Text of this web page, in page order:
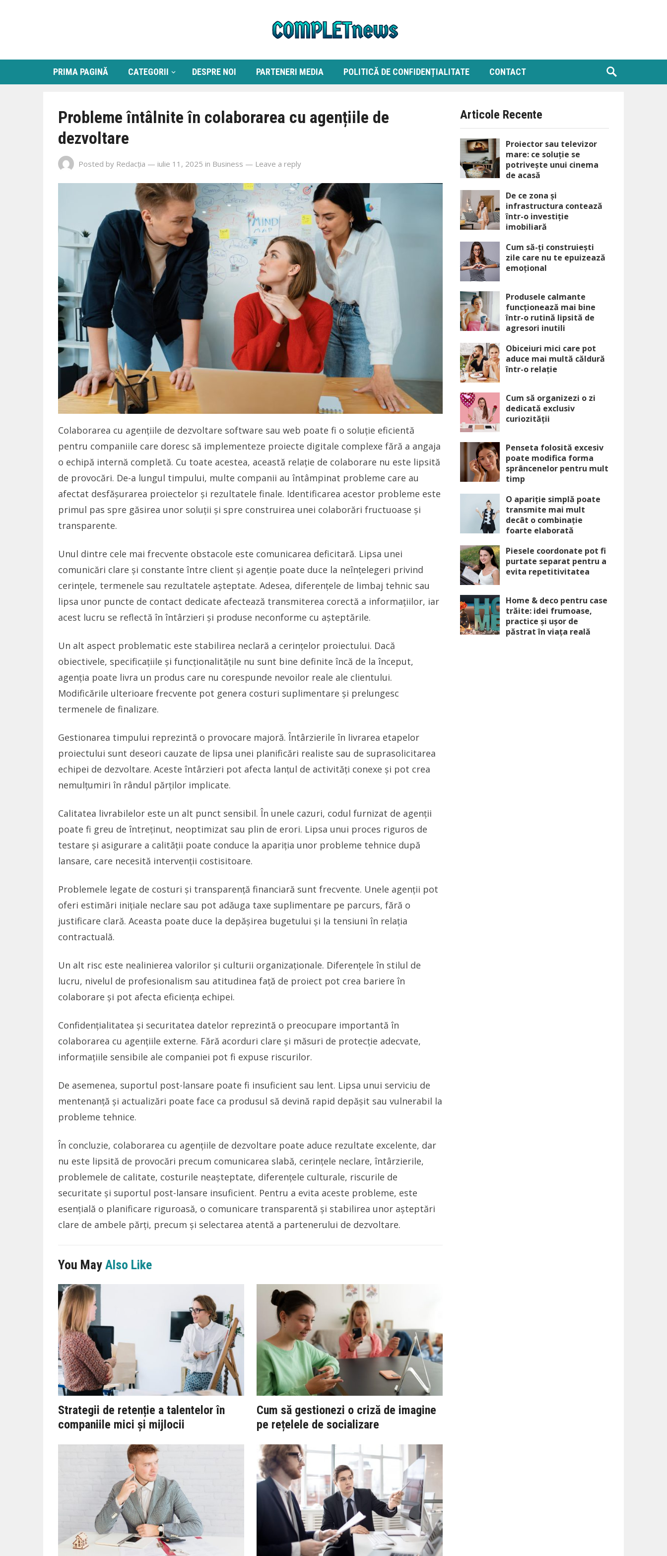
PRIMA PAGINĂ CATEGORII DESPRE NOI PARTENERI MEDIA POLITICĂ DE CONFIDENȚIALITATE CONTACT
Probleme întâlnite în colaborarea cu agențiile de
dezvoltare
Posted by Redacția — iulie 11, 2025 in Business — Leave a reply
Colaborarea cu agențiile de dezvoltare software sau web poate fi o soluție eficientă
pentru companiile care doresc să implementeze proiecte digitale complexe fără a angaja
o echipă internă completă. Cu toate acestea, această relație de colaborare nu este lipsită
de provocări. De-a lungul timpului, multe companii au întâmpinat probleme care au
afectat desfășurarea proiectelor și rezultatele finale. Identificarea acestor probleme este
primul pas spre găsirea unor soluții și spre construirea unei colaborări fructuoase și
transparente.
Unul dintre cele mai frecvente obstacole este comunicarea deficitară. Lipsa unei
comunicări clare și constante între client și agenție poate duce la neînțelegeri privind
cerințele, termenele sau rezultatele așteptate. Adesea, diferențele de limbaj tehnic sau
lipsa unor puncte de contact dedicate afectează transmiterea corectă a informațiilor, iar
acest lucru se reflectă în întârzieri și produse neconforme cu așteptările.
Un alt aspect problematic este stabilirea neclară a cerințelor proiectului. Dacă
obiectivele, specificațiile și funcționalitățile nu sunt bine definite încă de la început,
agenția poate livra un produs care nu corespunde nevoilor reale ale clientului.
Modificările ulterioare frecvente pot genera costuri suplimentare și prelungesc
termenele de finalizare.
Gestionarea timpului reprezintă o provocare majoră. Întârzierile în livrarea etapelor
proiectului sunt deseori cauzate de lipsa unei planificări realiste sau de suprasolicitarea
echipei de dezvoltare. Aceste întârzieri pot afecta lanțul de activități conexe și pot crea
nemulțumiri în rândul părților implicate.
Calitatea livrabilelor este un alt punct sensibil. În unele cazuri, codul furnizat de agenții
poate fi greu de întreținut, neoptimizat sau plin de erori. Lipsa unui proces riguros de
testare și asigurare a calității poate conduce la apariția unor probleme tehnice după
lansare, care necesită intervenții costisitoare.
Problemele legate de costuri și transparență financiară sunt frecvente. Unele agenții pot
oferi estimări inițiale neclare sau pot adăuga taxe suplimentare pe parcurs, fără o
justificare clară. Aceasta poate duce la depășirea bugetului și la tensiuni în relația
contractuală.
Un alt risc este nealinierea valorilor și culturii organizaționale. Diferențele în stilul de
lucru, nivelul de profesionalism sau atitudinea față de proiect pot crea bariere în
colaborare și pot afecta eficiența echipei.
Confidențialitatea și securitatea datelor reprezintă o preocupare importantă în
colaborarea cu agențiile externe. Fără acorduri clare și măsuri de protecție adecvate,
informațiile sensibile ale companiei pot fi expuse riscurilor.
De asemenea, suportul post-lansare poate fi insuficient sau lent. Lipsa unui serviciu de
mentenanță și actualizări poate face ca produsul să devină rapid depășit sau vulnerabil la
probleme tehnice.
În concluzie, colaborarea cu agențiile de dezvoltare poate aduce rezultate excelente, dar
nu este lipsită de provocări precum comunicarea slabă, cerințele neclare, întârzierile,
problemele de calitate, costurile neașteptate, diferențele culturale, riscurile de
securitate și suportul post-lansare insuficient. Pentru a evita aceste probleme, este
esențială o planificare riguroasă, o comunicare transparentă și stabilirea unor așteptări
clare de ambele părți, precum și selectarea atentă a partenerului de dezvoltare.
You May Also Like
Strategii de retenție a talentelor în
companiile mici și mijlocii
Cum să gestionezi o criză de imagine
pe rețelele de socializare
Articole Recente
Proiector sau televizor
mare: ce soluție se
potrivește unui cinema
de acasă
De ce zona și
infrastructura contează
într-o investiție
imobiliară
Cum să-ți construiești
zile care nu te epuizează
emoțional
Produsele calmante
funcționează mai bine
într-o rutină lipsită de
agresori inutili
Obiceiuri mici care pot
aduce mai multă căldură
într-o relație
Cum să organizezi o zi
dedicată exclusiv
curiozității
Penseta folosită excesiv
poate modifica forma
sprâncenelor pentru mult
timp
O apariție simplă poate
transmite mai mult
decât o combinație
foarte elaborată
Piesele coordonate pot fi
purtate separat pentru a
evita repetitivitatea
Home & deco pentru case
trăite: idei frumoase,
practice și ușor de
păstrat în viața reală